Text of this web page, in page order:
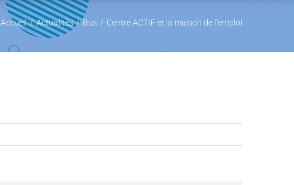
Accueil / Actualités / Bus / Centre ACTIF et la maison de l’emploi